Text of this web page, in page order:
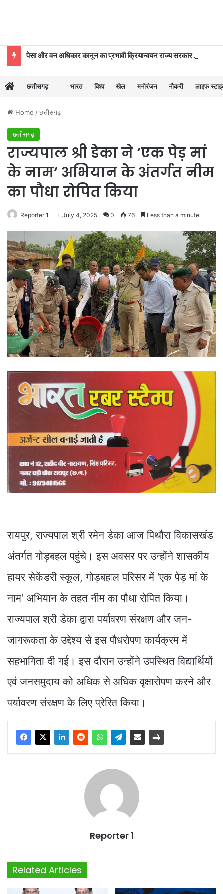
पेसा और वन अधिकार कानून का प्रभावी क्रियान्वयन राज्य सरकार की प्राथमिकताओं में शामिल : मुख्यमंत्री विष्णुदेव साय
छत्तीसगढ़ भारत विश्व खेल मनोरंजन नौकरी लाइफ
Home /छत्तीसगढ़
छत्तीसगढ़
राज्यपाल श्री डेका ने ‘एक पेड़ मां
के नाम‘ अभियान के अंतर्गत नीम
का पौधा रोपित किया
Reporter 1 July 4, 2025 0 76 Less than a minute
रायपुर, राज्यपाल श्री रमेन डेका आज पिथौरा विकासखंड
अंतर्गत गोड़बहल पहुंचे। इस अवसर पर उन्होंने शासकीय
हायर सेकेंडरी स्कूल, गोड़बहाल परिसर में ‘एक पेड़ मां के
नाम‘ अभियान के तहत नीम का पौधा रोपित किया।
राज्यपाल श्री डेका द्वारा पर्यावरण संरक्षण और जन-
जागरूकता के उद्देश्य से इस पौधरोपण कार्यक्रम में
सहभागिता दी गई। इस दौरान उन्होंने उपस्थित विद्यार्थियों
एवं जनसमुदाय को अधिक से अधिक वृक्षारोपण करने और
पर्यावरण संरक्षण के लिए प्रेरित किया।
Reporter 1
Related Articles